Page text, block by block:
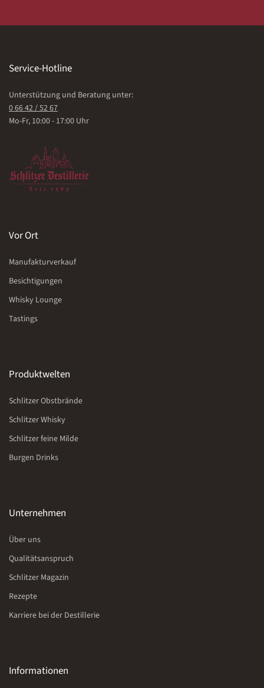
Service-Hotline
Unterstützung und Beratung unter:
0 66 42 / 52 67
Mo-Fr, 10:00 - 17:00 Uhr
Vor Ort
Manufakturverkauf
Besichtigungen
Whisky Lounge
Tastings
Produktwelten
Schlitzer Obstbrände
Schlitzer Whisky
Schlitzer feine Milde
Burgen Drinks
Unternehmen
Über uns
Qualitätsanspruch
Schlitzer Magazin
Rezepte
Karriere bei der Destillerie
Informationen